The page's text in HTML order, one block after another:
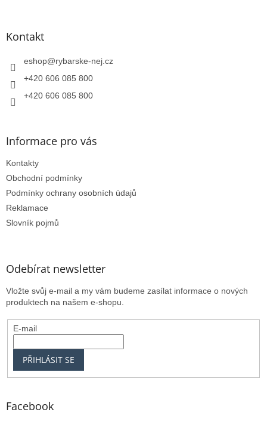
Kontakt
eshop@rybarske-nej.cz
+420 606 085 800
+420 606 085 800
Informace pro vás
Kontakty
Obchodní podmínky
Podmínky ochrany osobních údajů
Reklamace
Slovník pojmů
Odebírat newsletter
Vložte svůj e-mail a my vám budeme zasílat informace o nových
produktech na našem e-shopu.
E-mail
PŘIHLÁSIT SE
Facebook